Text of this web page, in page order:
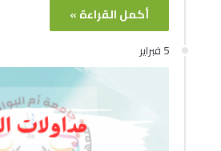
أكمل القراءة »
5 فبراير